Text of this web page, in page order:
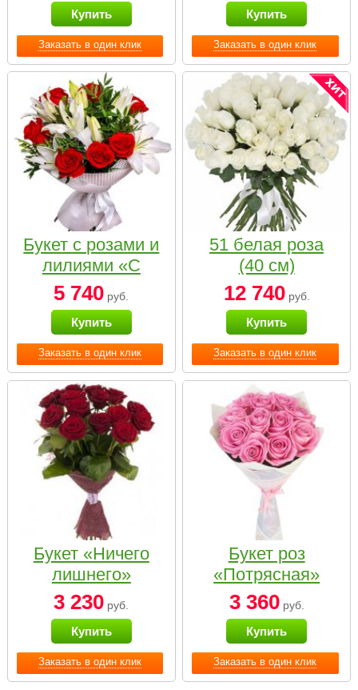
Заказать в один клик
Купить
Заказать в один клик
Купить
Заказать в один клик
Букет с розами и
лилиями «С
наилучшими
пожеланиями»
5 740 руб.
Купить
Заказать в один клик
51 белая роза
(40 см)
12 740руб.
Купить
Заказать в один клик
Букет «Ничего
лишнего»
3 230 руб.
Купить
Заказать в один клик
Букет роз
«Потрясная»
3 360руб.
Купить